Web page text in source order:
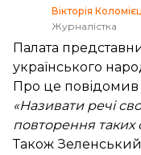
Вікторія
Журналістка
Палата
українського
Про це повідомив
«Називати речі
повторення таких
Також Зеленський